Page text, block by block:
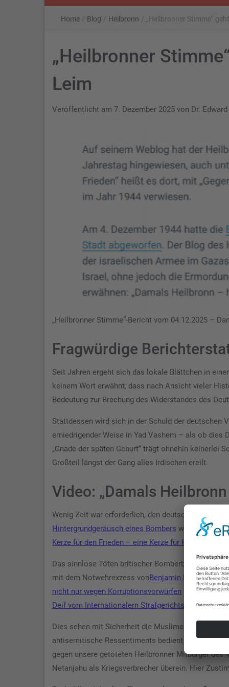
Home / Blog / Heilbronn / „Heilbronner Stimme“
„Heilbronner
Leim
Veröffentlicht am 7. Dezember 2025 von Dr. Edward
„Heilbronner Stimme“-Bericht vom 04.12.2025 –
Fragwürdige
Seit Jahren ergeht sich das lokale Blättchen in
keinem Wort erwähnt, dass nach Ansicht vieler
Bedeutung zur Brechung des Widerstandes des
Stattdessen wird sich in der Schuld der deutschen
erniedrigender Weise in Yad Vashem – als ob dies
„Gnade der späten Geburt“ trägt ohnehin keinerlei
Großteil längst der Gang alles Irdischen ereilt.
Video: „Damals
Wenig Zeit war erforderlich, den deutschen Text
Hintergrundgeräusch eines Bombers war
Kerze für den Frieden – eine Kerze für Heilbronn“
Das sinnlose Töten britischer
mit dem Notwehrexzess vonBenjamin Netanjahu
nicht nur wegen Korruptionsvorwürfen in seinem
Deif vom Internationalern Strafgerichtshof ein
Dies sehen mit Sicherheit die Muslime in
antisemitische Ressentiments bedient werden.
gegen unsere getöteten Heilbronner Mitbürger des
Netanjahu als Kriegsverbrecher überein. Hier